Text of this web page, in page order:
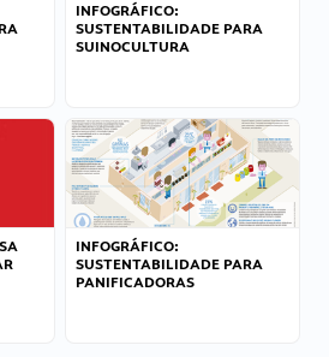
INFOGRÁFICO:
SUSTENTABILIDADE PARA
SUINOCULTURA
INFOGRÁFICO:
SUSTENTABILIDADE PARA
PANIFICADORAS